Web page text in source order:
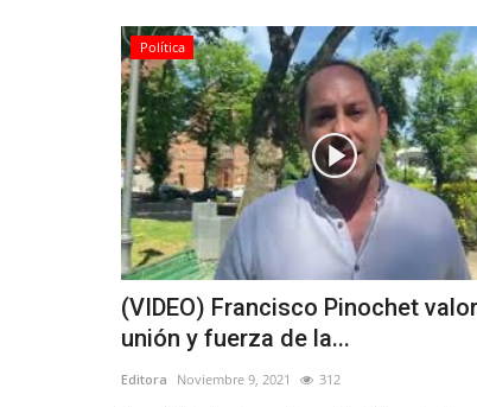
Política
(VIDEO) Francisco Pinochet
unión y fuerza de la...
Editora Noviembre 9, 2021 312